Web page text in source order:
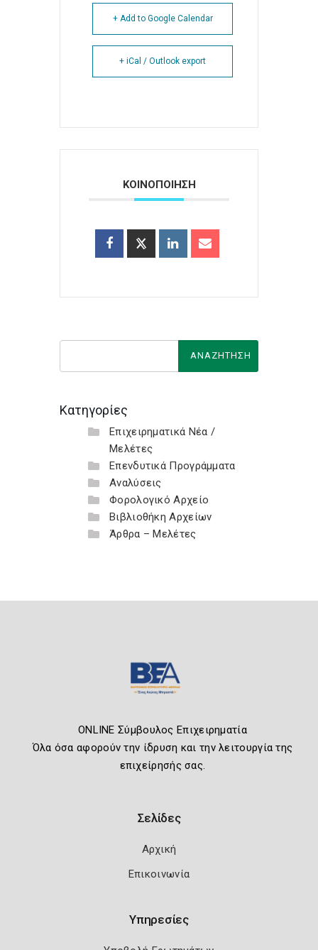
+ Add to Google Calendar
+ iCal / Outlook export
ΚΟΙΝΟΠΟΙΗΣΗ
Κατηγορίες
Επιχειρηματικά Νέα /
Μελέτες
Επενδυτικά Προγράμματα
Αναλύσεις
Φορολογικό Αρχείο
Βιβλιοθήκη Αρχείων
Άρθρα – Μελέτες
ONLINE Σύμβουλος Επιχειρηματία
Όλα όσα αφορούν την ίδρυση και την λειτουργία της
επιχείρησής σας.
Σελίδες
Αρχική
Επικοινωνία
Υπηρεσίες